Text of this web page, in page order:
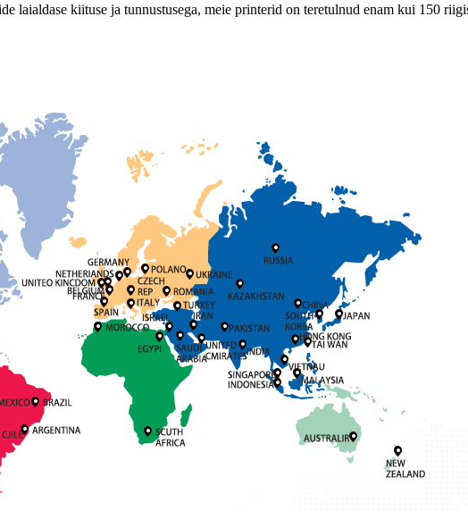
laialdase kiituse ja tunnustusega, meie printerid on teretulnud enam kui 150